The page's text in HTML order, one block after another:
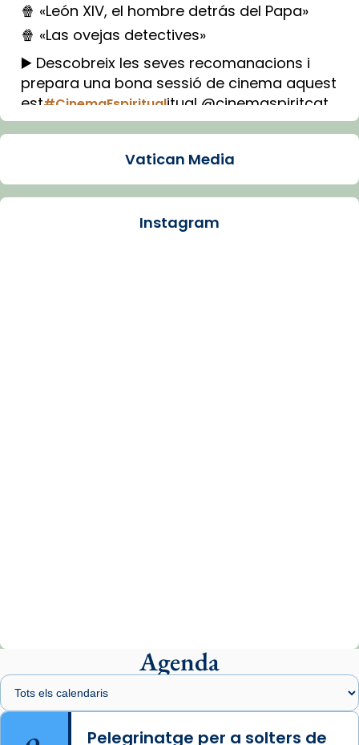
🍿 «León XIV, el hombre detrás del Papa»
🍿 «Las ovejas detectives»
▶️ Descobreix les seves recomanacions i
prepara una bona sessió de cinema aquest
est#CinemaEspiritualitual @cinemaspiritcat
Imatge: Generada amb IA (OpenAI)
Arquebisbat de Barcelona
presidit aquest 27 de juliol la missa de Les
Santes de Mataró.
🔗
📸 J. Merino
Vatican Media
Instagram
Agenda
Pelegrinatge per a solters de